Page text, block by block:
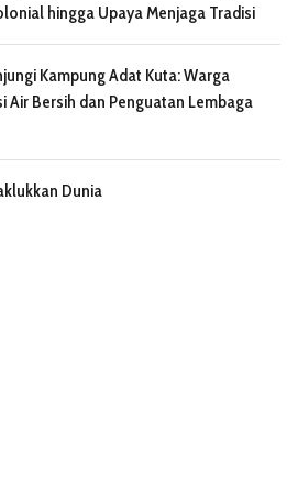
hingga Upaya Menjaga Tradisi
Kampung Adat Kuta: Warga
Air Bersih dan Penguatan Lembaga
Dunia